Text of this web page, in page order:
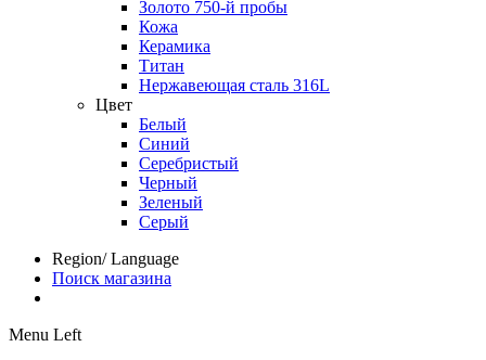
Золото 750-й пробы
Кожа
Керамика
Титан
Нержавеющая сталь 316L
Цвет
Белый
Синий
Серебристый
Черный
Зеленый
Серый
Region/ Language
Поиск магазина
Menu Left